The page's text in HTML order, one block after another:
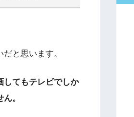
と思います。
してもテレビでしか
。